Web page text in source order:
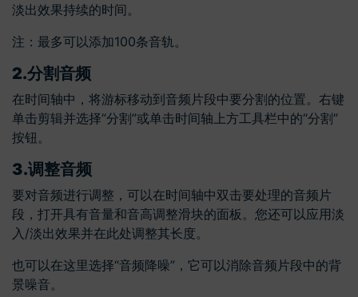
淡出效果持续的时间。
注：最多可以添加100条音轨。
2.分割音频
在时间轴中，将游标移动到音频片段中要分割的位置。右键
单击剪辑并选择“分割”或单击时间轴上方工具栏中的“分割”
按钮。
3.调整音频
要对音频进行调整，可以在时间轴中双击要处理的音频片
段，打开具有音量和音高调整滑块的面板。您还可以应用淡
入/淡出效果并在此处调整其长度。
也可以在这里选择“音频降噪”，它可以消除音频片段中的背
景噪音。